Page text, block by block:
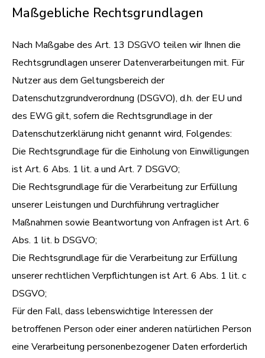
Maßgebliche Rechtsgrundlagen
Nach Maßgabe des Art. 13 DSGVO teilen wir Ihnen die
Rechtsgrundlagen unserer Datenverarbeitungen mit. Für
Nutzer aus dem Geltungsbereich der
Datenschutzgrundverordnung (DSGVO), d.h. der EU und
des EWG gilt, sofern die Rechtsgrundlage in der
Datenschutzerklärung nicht genannt wird, Folgendes:
Die Rechtsgrundlage für die Einholung von Einwilligungen
ist Art. 6 Abs. 1 lit. a und Art. 7 DSGVO;
Die Rechtsgrundlage für die Verarbeitung zur Erfüllung
unserer Leistungen und Durchführung vertraglicher
Maßnahmen sowie Beantwortung von Anfragen ist Art. 6
Abs. 1 lit. b DSGVO;
Die Rechtsgrundlage für die Verarbeitung zur Erfüllung
unserer rechtlichen Verpflichtungen ist Art. 6 Abs. 1 lit. c
DSGVO;
Für den Fall, dass lebenswichtige Interessen der
betroffenen Person oder einer anderen natürlichen Person
eine Verarbeitung personenbezogener Daten erforderlich